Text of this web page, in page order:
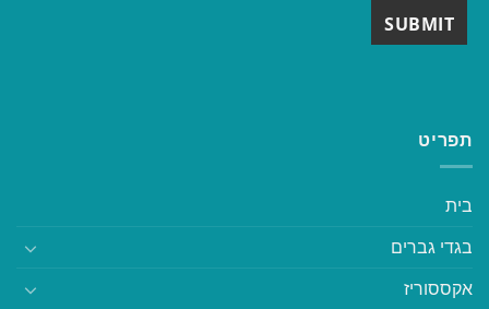
תפריט
בית
בגדי גברים
אקססוריז